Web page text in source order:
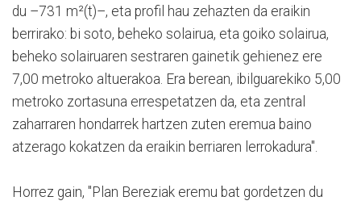
du –731 m²(t)–, eta profil hau zehazten da eraikin
berrirako: bi soto, beheko solairua, eta goiko solairua,
beheko solairuaren sestraren gainetik gehienez ere
7,00 metroko altuerakoa. Era berean, ibilguarekiko 5,00
metroko zortasuna errespetatzen da, eta zentral
zaharraren hondarrek hartzen zuten eremua baino
atzerago kokatzen da eraikin berriaren lerrokadura".
Horrez gain, "Plan Bereziak eremu bat gordetzen du